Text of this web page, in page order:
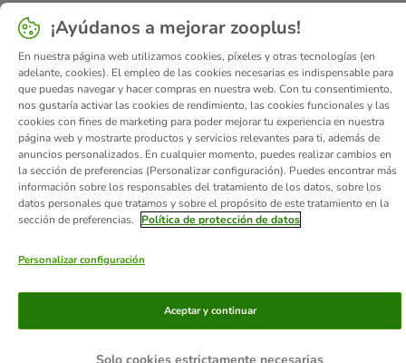
Programa de afiliación
Declaración de accesibilidad
© zooplus SE 2026
¡Ayúdanos a mejorar zooplus!
En nuestra página web utilizamos cookies, píxeles y otras tecnologías (en
adelante, cookies). El empleo de las cookies necesarias es indispensable para
que puedas navegar y hacer compras en nuestra web. Con tu consentimiento,
nos gustaría activar las cookies de rendimiento, las cookies funcionales y las
cookies con fines de marketing para poder mejorar tu experiencia en nuestra
página web y mostrarte productos y servicios relevantes para ti, además de
anuncios personalizados. En cualquier momento, puedes realizar cambios en
la sección de preferencias (Personalizar configuración). Puedes encontrar más
información sobre los responsables del tratamiento de los datos, sobre los
datos personales que tratamos y sobre el propósito de este tratamiento en la
sección de preferencias.
Política de protección de datos
Personalizar configuración
Solo cookies estrictamente necesarias
Aceptar y continuar